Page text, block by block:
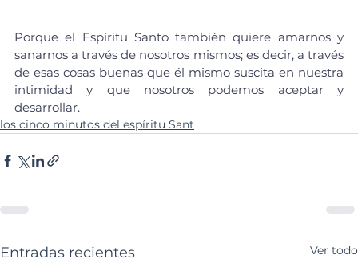
Porque el Espíritu Santo también quiere amarnos y
sanarnos a través de nosotros mismos; es decir, a través
de esas cosas buenas que él mismo suscita en nuestra
intimidad y que nosotros podemos aceptar y
desarrollar.
los cinco minutos del espíritu Sant
Entradas recientes Ver todo